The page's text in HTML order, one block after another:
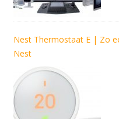
Nest Thermostaat E | Zo
Nest